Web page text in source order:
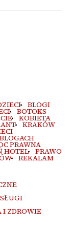
BLOGI
BOTOKS
KOBIETA
KRAKÓW
PRAWNA
HOTEL PRAWO
REKALAM
I ZDROWIE